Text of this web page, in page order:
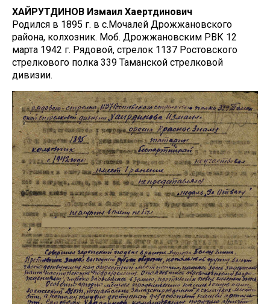
ХАЙРУТДИНОВ Измаил Хаертдинович
Родился в 1895 г. в с.Мочалей Дрожжановского
района, колхозник. Моб. Дрожжановским РВК 12
марта 1942 г. Рядовой, стрелок 1137 Ростовского
стрелкового полка 339 Таманской стрелковой
дивизии.